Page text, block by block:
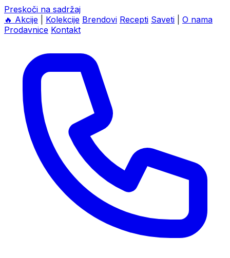
Preskoči na sadržaj
🔥 Akcije Kolekcije Brendovi Recepti Saveti
O nama
Prodavnice Kontakt